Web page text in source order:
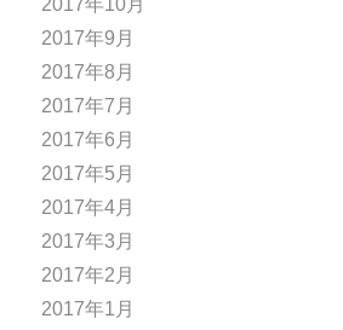
2017年9月
2017年8月
2017年7月
2017年6月
2017年5月
2017年4月
2017年3月
2017年2月
2017年1月